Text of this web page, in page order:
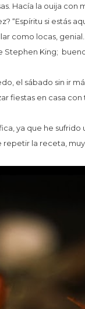
Hacía la ouija con
“Espíritu si estás
como locas,
King;
el sábado sin ir
fiestas en casa
ya que he
la receta,